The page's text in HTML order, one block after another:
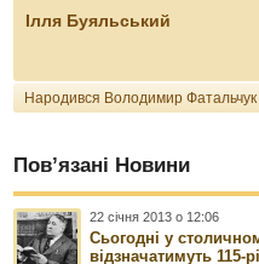
Ілля Буяльський
Народився Володимир Фатальчук
Пов’язані Новини
22 січня 2013 о 12:06
Сьогодні у
відзначатимуть 115-